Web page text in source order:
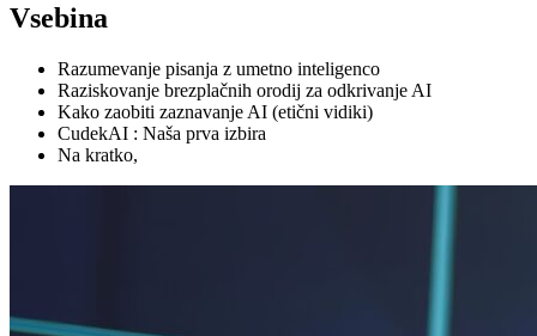
Vsebina
Razumevanje pisanja z umetno inteligenco
Raziskovanje brezplačnih orodij za odkrivanje AI
Kako zaobiti zaznavanje AI (etični vidiki)
CudekAI : Naša prva izbira
Na kratko,